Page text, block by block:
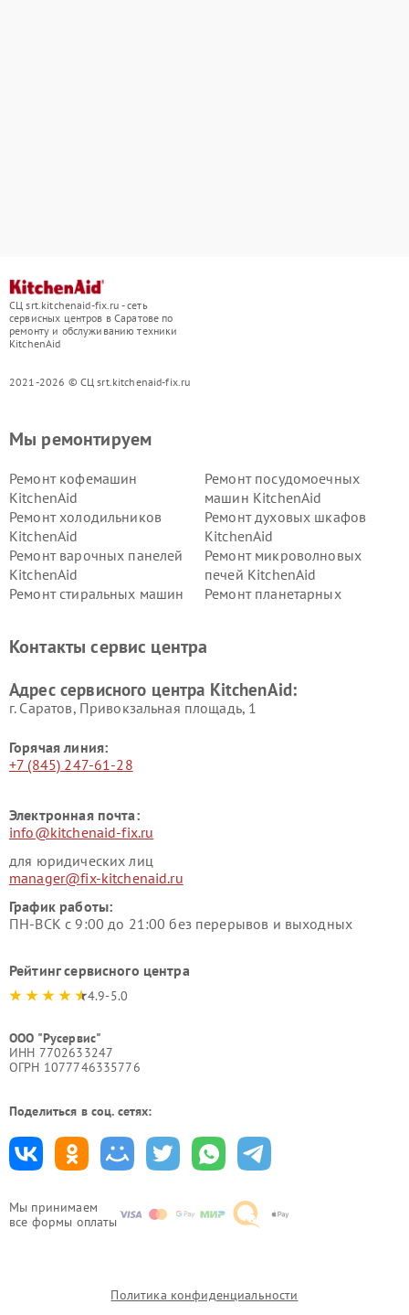
СЦ srt.kitchenaid-fix.ru - сеть
сервисных центров в Саратове по
ремонту и обслуживанию техники
KitchenAid
2021-2026 © СЦ srt.kitchenaid-fix.ru
Мы принимаем
все формы оплаты
Мы ремонтируем
Ремонт кофемашин
KitchenAid
Ремонт посудомоечных
машин KitchenAid
Ремонт холодильников
KitchenAid
Ремонт духовых шкафов
KitchenAid
Ремонт варочных панелей
KitchenAid
Ремонт микроволновых
печей KitchenAid
Ремонт стиральных машин
Ремонт планетарных
Контакты сервис центра
Адрес сервисного центра KitchenAid:
г. Саратов, Привокзальная площадь, 1
Горячая линия:
+7 (845) 247-61-28
Электронная почта:
info@kitchenaid-fix.ru
для юридических лиц
manager@fix-kitchenaid.ru
График работы:
ПН-ВСК с 9:00 до 21:00 без перерывов и выходных
Рейтинг сервисного центра
4.9-5.0
ООО "Русервис"
ИНН 7702633247
ОГРН 1077746335776
Поделиться в соц. сетях:
Политика конфиденциальности